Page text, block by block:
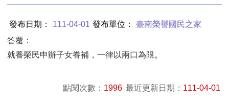
發布日期： 111-04-01 發布單位：
臺南榮譽國民之家
答覆：
就養榮民申辦子女眷補，一律以兩口為限。
點閱次數： 1996 最近更新日期： 111-04-01